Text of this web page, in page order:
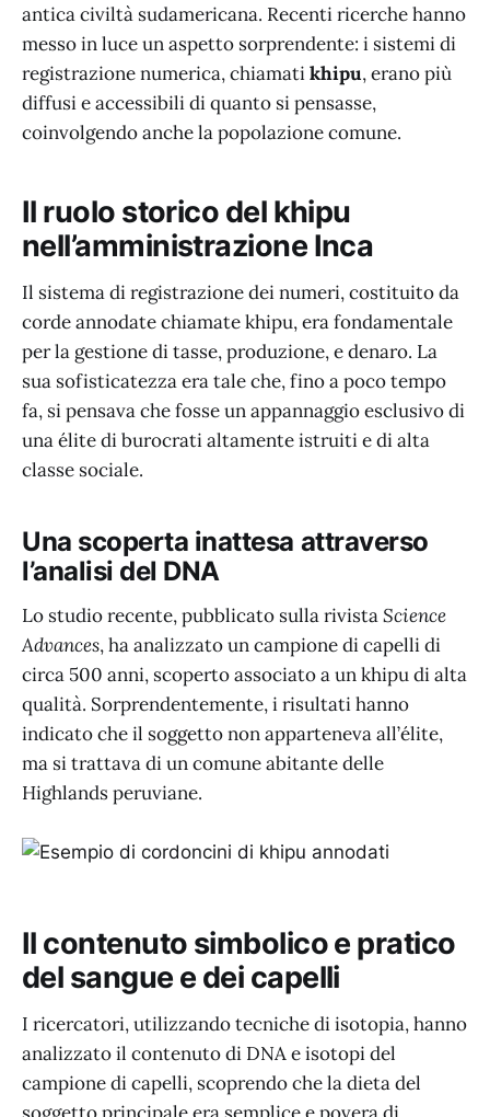
antica civiltà sudamericana. Recenti ricerche hanno
messo in luce un aspetto sorprendente: i sistemi di
registrazione numerica, chiamatikhipu, erano più
diffusi e accessibili di quanto si pensasse,
coinvolgendo anche la popolazione comune.
Il ruolo storico del khipu
nell’amministrazione Inca
Il sistema di registrazione dei numeri, costituito da
corde annodate chiamate khipu, era fondamentale
per la gestione di tasse, produzione, e denaro. La
sua sofisticatezza era tale che, fino a poco tempo
fa, si pensava che fosse un appannaggio esclusivo di
una élite di burocrati altamente istruiti e di alta
classe sociale.
Una scoperta inattesa attraverso
l’analisi del DNA
Lo studio recente, pubblicato sulla rivistaScience
Advances, ha analizzato un campione di capelli di
circa 500 anni, scoperto associato a un khipu di alta
qualità. Sorprendentemente, i risultati hanno
indicato che il soggetto non apparteneva all’élite,
ma si trattava di un comune abitante delle
Highlands peruviane.
Il contenuto simbolico e pratico
del sangue e dei capelli
I ricercatori, utilizzando tecniche di isotopia, hanno
analizzato il contenuto di DNA e isotopi del
campione di capelli, scoprendo che la dieta del